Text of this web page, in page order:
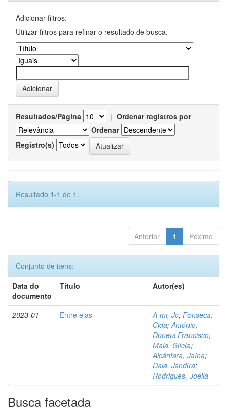
Adicionar filtros:
Utilizar filtros para refinar o resultado de busca.
Resultados/Página | Ordenar registros por
Ordenar
Registro(s)
Resultado 1-1 de 1.
Anterior 1 Póximo
Conjunto de itens:
Data do
documento
Título Autor(es)
2023-01 Entre elas A-mi, Jo; Fonseca,
Cida;António,
Doneta Francisco;
Maia, Glícia;
Alcântara, Jaína;
Dala, Jandira;
Rodrigues, Joélia
Busca facetada